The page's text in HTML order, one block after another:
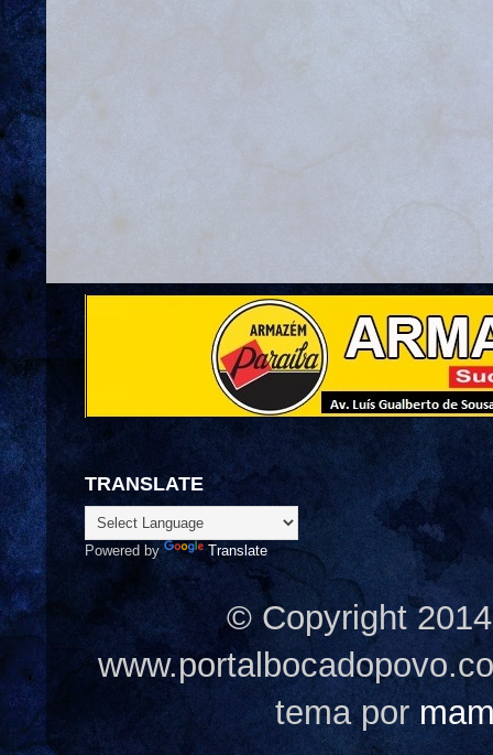
TRANSLATE
Powered by Translate
© Copyright
tema por